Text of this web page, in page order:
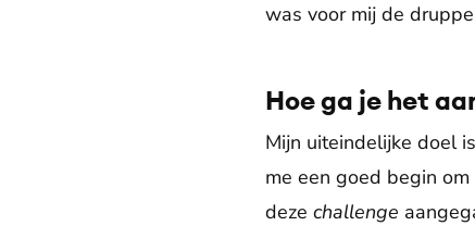
was voor mij de
Hoe ga je het
Mijn uiteindelijke doel
me een goed begin
deze challenge